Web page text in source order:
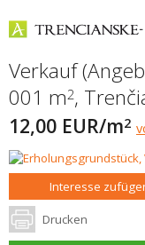
Verkauf
001 m2,
12,00 EUR/m2
Interesse
Drucken